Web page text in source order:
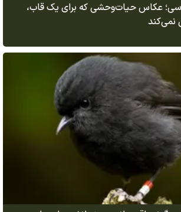
عکاس حیات‌وحشی که برای یک قاب،
نمی‌کند